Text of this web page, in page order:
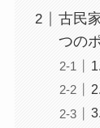
古民
つの